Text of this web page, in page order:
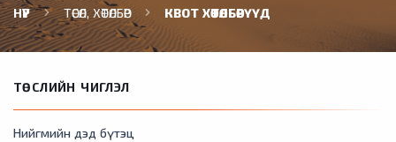
НҮҮР ТӨСӨЛ, ХӨТӨЛБӨР КВОТ ХӨТӨЛБӨРҮҮД
ТӨСЛИЙН ЧИГЛЭЛ
Нийгмийн дэд бүтэц